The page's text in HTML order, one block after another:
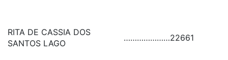
RITA DE CASSIA DOS
SANTOS LAGO
…………………22661